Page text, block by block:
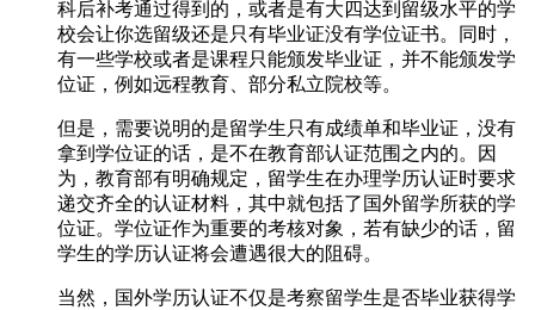
科后补考通过得到的，或者是有大四达到留级水平的学
校会让你选留级还是只有毕业证没有学位证书。同时，
有一些学校或者是课程只能颁发毕业证，并不能颁发学
位证，例如远程教育、部分私立院校等。
但是，需要说明的是留学生只有成绩单和毕业证，没有
拿到学位证的话，是不在教育部认证范围之内的。因
为，教育部有明确规定，留学生在办理学历认证时要求
递交齐全的认证材料，其中就包括了国外留学所获的学
位证。学位证作为重要的考核对象，若有缺少的话，留
学生的学历认证将会遭遇很大的阻碍。
当然，国外学历认证不仅是考察留学生是否毕业获得学